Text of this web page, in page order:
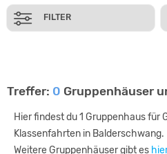
FILTER
Treffer: 0 Gruppenhäuser
Hier findest du 1 Gruppenhaus für
Klassenfahrten in Balderschwang.
Weitere Gruppenhäuser gibt es hier